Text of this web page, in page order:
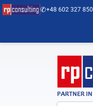
✆+48 602 327 850